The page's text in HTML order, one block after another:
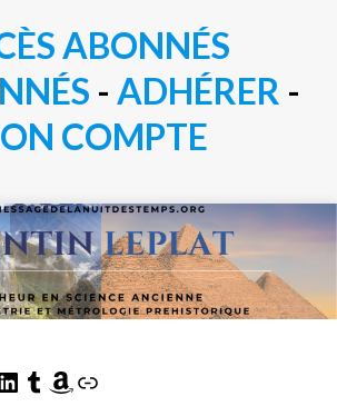
ABONNÉS
ÉS - ADHÉRER -
COMPTE